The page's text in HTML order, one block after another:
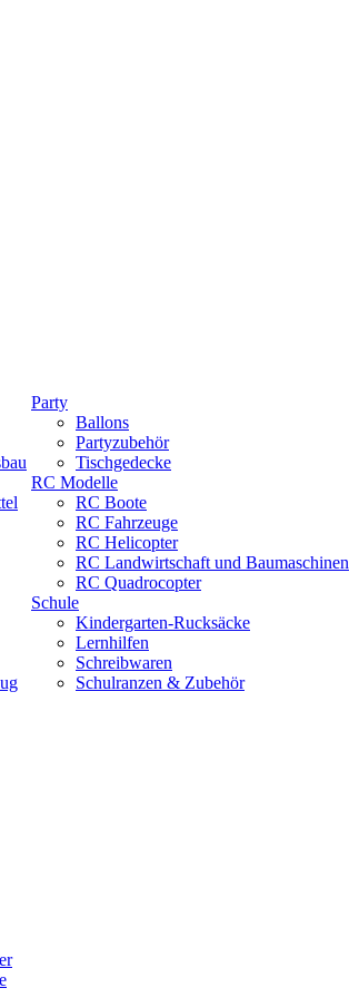
Party
Ballons
Partyzubehör
Tischgedecke
RC Modelle
RC Boote
RC Fahrzeuge
RC Helicopter
RC Landwirtschaft und Baumaschinen
RC Quadrocopter
Schule
Kindergarten-Rucksäcke
Lernhilfen
Schreibwaren
Schulranzen & Zubehör